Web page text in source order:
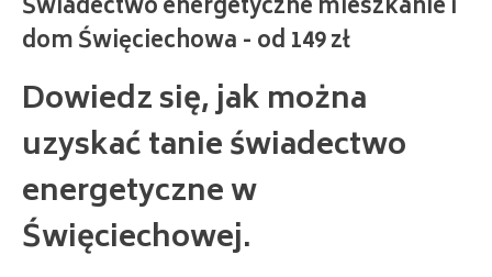
Dowiedz się, jak można
uzyskać tanie świadectwo
energetyczne w
Święciechowej.